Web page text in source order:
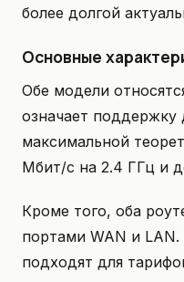
более долгой
Основные
Обе модели
означает поддержку
максимальной
Мбит/с на 2.4 ГГц и
Кроме того, оба
портами WAN и
подходят для